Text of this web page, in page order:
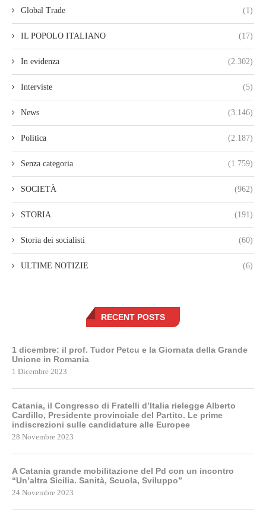
Global Trade (1)
IL POPOLO ITALIANO (17)
In evidenza (2.302)
Interviste (5)
News (3.146)
Politica (2.187)
Senza categoria (1.759)
SOCIETÀ (962)
STORIA (191)
Storia dei socialisti (60)
ULTIME NOTIZIE (6)
RECENT POSTS
1 dicembre: il prof. Tudor Petcu e la Giornata della Grande
Unione in Romania
1 Dicembre 2023
Catania, il Congresso di Fratelli d’Italia rielegge Alberto
Cardillo, Presidente provinciale del Partito. Le prime
indiscrezioni sulle candidature alle Europee
28 Novembre 2023
A Catania grande mobilitazione del Pd con un incontro
“Un’altra Sicilia. Sanità, Scuola, Sviluppo”
24 Novembre 2023